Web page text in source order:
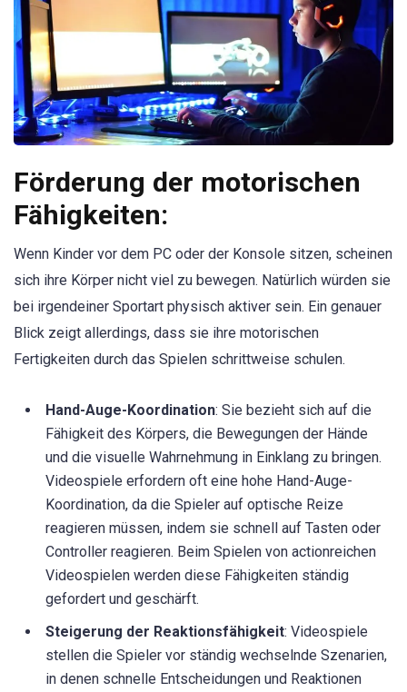
Förderung der motorischen
Fähigkeiten:
Wenn Kinder vor dem PC oder der Konsole sitzen, scheinen
sich ihre Körper nicht viel zu bewegen. Natürlich würden sie
bei irgendeiner Sportart physisch aktiver sein. Ein genauer
Blick zeigt allerdings, dass sie ihre motorischen
Fertigkeiten durch das Spielen schrittweise schulen.
Hand-Auge-Koordination: Sie bezieht sich auf die
Fähigkeit des Körpers, die Bewegungen der Hände
und die visuelle Wahrnehmung in Einklang zu bringen.
Videospiele erfordern oft eine hohe Hand-Auge-
Koordination, da die Spieler auf optische Reize
reagieren müssen, indem sie schnell auf Tasten oder
Controller reagieren. Beim Spielen von actionreichen
Videospielen werden diese Fähigkeiten ständig
gefordert und geschärft.
Steigerung der Reaktionsfähigkeit: Videospiele
stellen die Spieler vor ständig wechselnde Szenarien,
in denen schnelle Entscheidungen und Reaktionen